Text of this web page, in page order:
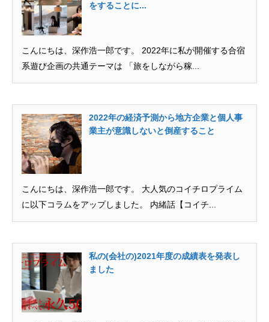
をすることに...
こんにちは、深作浩一郎です。 2022年に私が開催する合宿
系遊び企画の共通テーマは 「旅をしながら稼...
2022年の経済予測から地方企業と個人事
業主が意識しないと倒産すること
こんにちは、深作浩一郎です。 大人気のコイチロプライム
に以下コラムをアップしました。 内緒話【コイチ...
私の(会社の)2021年度の成績表を発表し
ました